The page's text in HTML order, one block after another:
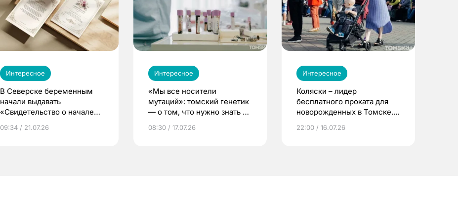
Интересное
В Северске беременным
начали выдавать
«Свидетельство о начале
09:34 / 21.07.26
Интересное
«Мы все носители
мутаций»: томский генетик
— о том, что нужно знать до
08:30 / 17.07.26
Интересное
Коляски – лидер
бесплатного проката для
новорожденных в Томске.
22:00 / 16.07.26